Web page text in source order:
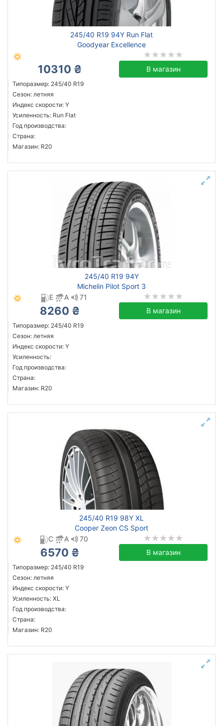
245/40 R19 94Y Run Flat
Goodyear Excellence
10310 ₴ В магазин
Типоразмер: 245/40 R19
Сезон: летняя
Индекс скорости: Y
Усиленность: Run Flat
Год производства:
Страна:
Магазин: R20
245/40 R19 94Y
Michelin Pilot Sport 3
E
A 71
8260 ₴ В магазин
Типоразмер: 245/40 R19
Сезон: летняя
Индекс скорости: Y
Усиленность:
Год производства:
Страна:
Магазин: R20
245/40 R19 98Y XL
Cooper Zeon CS Sport
C
A 70
6570 ₴ В магазин
Типоразмер: 245/40 R19
Сезон: летняя
Индекс скорости: Y
Усиленность: XL
Год производства:
Страна:
Магазин: R20